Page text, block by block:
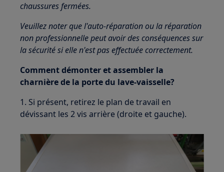
chaussures fermées.
Veuillez noter que l'auto-réparation ou la réparation
non professionnelle peut avoir des conséquences sur
la sécurité si elle n'est pas effectuée correctement.
Comment démonter et assembler la
charnière de la porte du lave-vaisselle?
1. Si présent, retirez le plan de travail en
dévissant les 2 vis arrière (droite et gauche).